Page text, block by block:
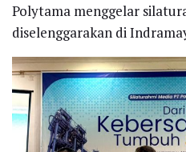
Polytama menggelar
diselenggarakan di